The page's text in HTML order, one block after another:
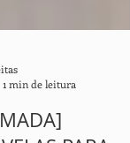
1 min de leitura